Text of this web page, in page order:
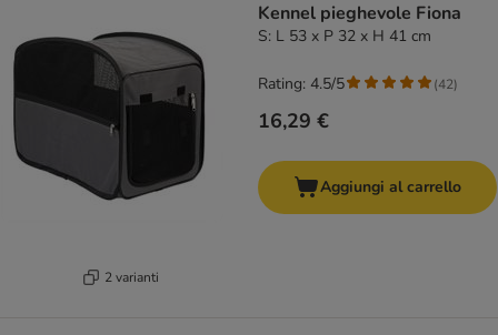
2 varianti
Kennel pieghevole Fiona
S: L 53 x P 32 x H 41 cm
16,29 €
Rating: 4.5/5 (42)
Aggiungi al carrello